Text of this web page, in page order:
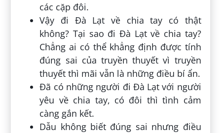
các cặp đôi.
Vậy đi Đà Lạt về chia tay có thật
không? Tại sao đi Đà Lạt về chia tay?
Chẳng ai có thể khẳng định được tính
đúng sai của truyền thuyết vì truyền
thuyết thì mãi vẫn là những điều bí ẩn.
Đã có những người đi Đà Lạt với người
yêu về chia tay, có đôi thì tình cảm
càng gắn kết.
Dẫu không biết đúng sai nhưng điều